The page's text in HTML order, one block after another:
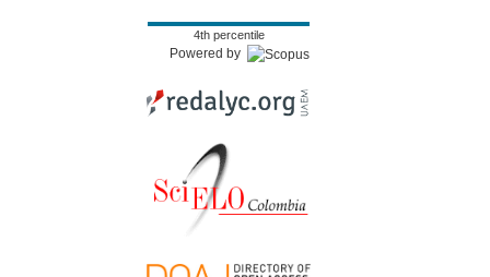
4th percentile
Powered by